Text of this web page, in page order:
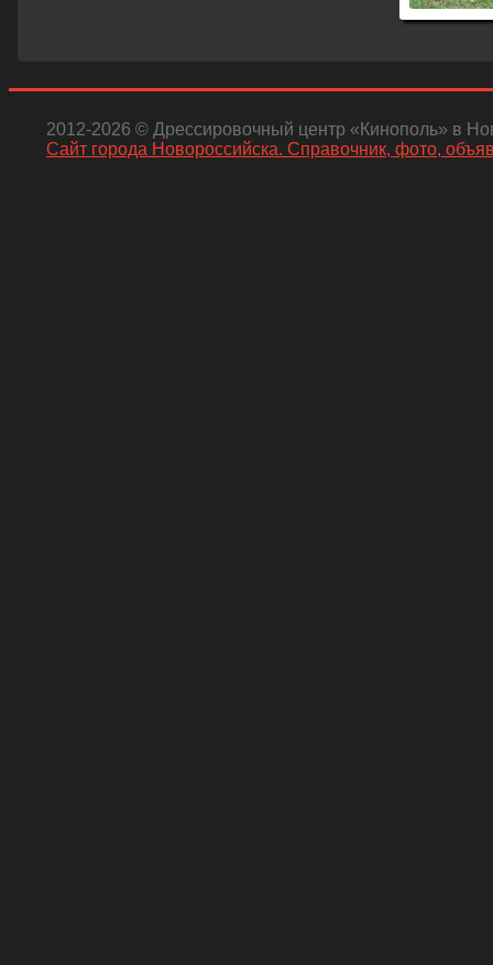
2012-2026 © Дрессировочный центр «Кинополь» в
Сайт города Новороссийска. Справочник, фото,